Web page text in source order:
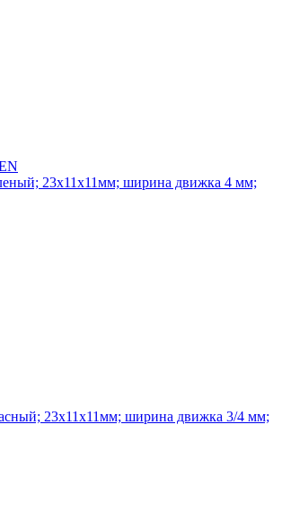
23x11x11мм; ширина движка 4 мм;
23x11x11мм; ширина движка 3/4 мм;